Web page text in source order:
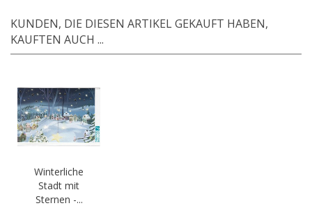
KUNDEN, DIE DIESEN ARTIKEL GEKAUFT HABEN,
KAUFTEN AUCH ...
Winterliche
Stadt mit
Sternen -...